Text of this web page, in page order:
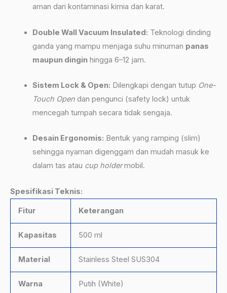
aman dari kontaminasi kimia dan karat.
Double Wall Vacuum Insulated: Teknologi dinding
ganda yang mampu menjaga suhu minuman panas
maupun dingin hingga 6–12 jam.
Sistem Lock & Open: Dilengkapi dengan tutup One-
Touch Opendan pengunci (safety lock) untuk
mencegah tumpah secara tidak sengaja.
Desain Ergonomis: Bentuk yang ramping (slim)
sehingga nyaman digenggam dan mudah masuk ke
dalam tas atau cup holdermobil.
Spesifikasi Teknis:
Fitur Keterangan
Kapasitas 500 ml
Material Stainless Steel SUS304
Warna Putih (White)